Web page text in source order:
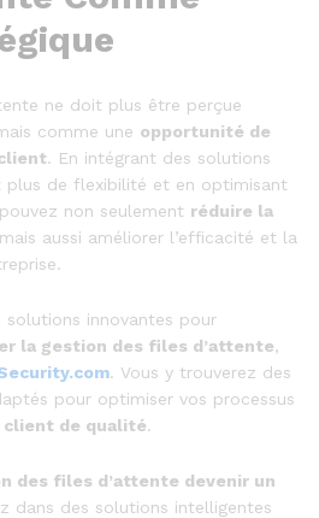
ne doit plus être perçue
comme une opportunité de
. En intégrant des solutions
plus de flexibilité et en optimisant
non seulement réduire la
aussi améliorer l’efficacité et la
innovantes pour
la gestion des files d’attente,
. Vous y trouverez des
pour optimiser vos processus
client de qualité.
des files d’attente devenir un
dans des solutions intelligentes